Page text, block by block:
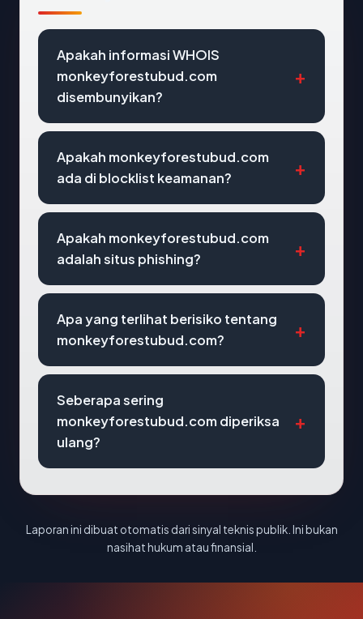
Apakah informasi WHOIS
monkeyforestubud.com
disembunyikan?
Apakah monkeyforestubud.com
ada di blocklist keamanan?
Apakah monkeyforestubud.com
adalah situs phishing?
Apa yang terlihat berisiko tentang
monkeyforestubud.com?
Seberapa sering
monkeyforestubud.com diperiksa
ulang?
Laporan ini dibuat otomatis dari sinyal teknis publik. Ini bukan
nasihat hukum atau finansial.